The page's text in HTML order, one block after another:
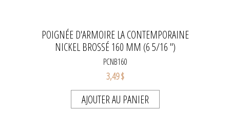
POIGNÉE D'ARMOIRE LA CONTEMPORAINE
NICKEL BROSSÉ 160 MM (6 5/16 ")
PCNB160
3,49 $
AJOUTER AU PANIER